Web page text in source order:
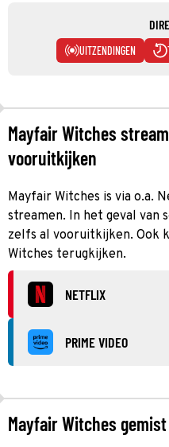
UITZENDINGEN
Mayfair Witches
vooruitkijken
Mayfair Witches is via o.a.
streamen. In het geval van
zelfs al vooruitkijken. Ook
Witches terugkijken.
NETFLIX
PRIME VIDEO
Mayfair Witches gemist